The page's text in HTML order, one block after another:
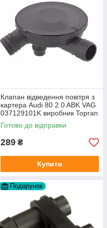
Клапан відведення повітря з
картера Audi 80 2.0 ABK VAG
037129101K виробник Topran
Німеччина
Готово до відправки
289 ₴
Купити
Подарунок